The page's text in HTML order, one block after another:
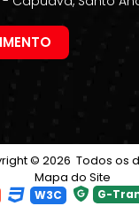
© 2026 Todos os
Mapa do Site
W3C G-